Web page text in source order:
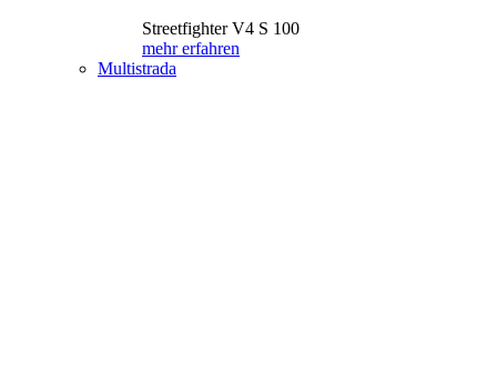
Streetfighter V4 S 100
mehr erfahren
Multistrada